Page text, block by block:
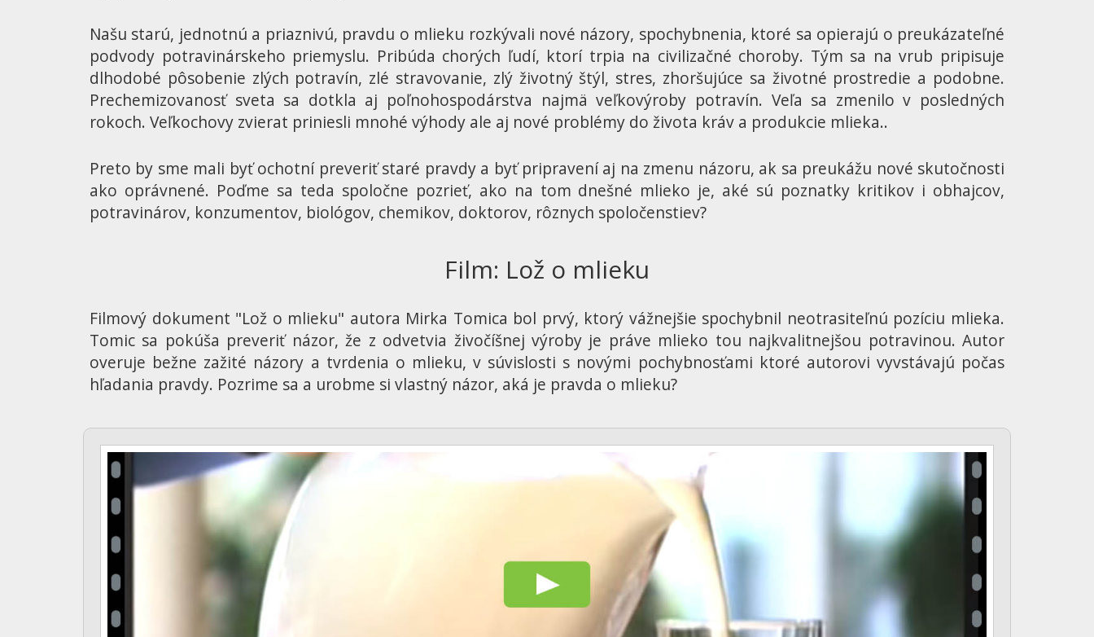
Našu starú, jednotnú a priaznivú, pravdu o mlieku rozkývali nové názory, spochybnenia, ktoré sa opierajú o preukázateľné
podvody potravinárskeho priemyslu. Pribúda chorých ľudí, ktorí trpia na civilizačné choroby. Tým sa na vrub pripisuje
dlhodobé pôsobenie zlých potravín, zlé stravovanie, zlý životný štýl, stres, zhoršujúce sa životné prostredie a podobne.
Prechemizovanosť sveta sa dotkla aj poľnohospodárstva najmä veľkovýroby potravín. Veľa sa zmenilo v posledných
rokoch. Veľkochovy zvierat priniesli mnohé výhody ale aj nové problémy do života kráv a produkcie mlieka..
Preto by sme mali byť ochotní preveriť staré pravdy a byť pripravení aj na zmenu názoru, ak sa preukážu nové skutočnosti
ako oprávnené. Poďme sa teda spoločne pozrieť, ako na tom dnešné mlieko je, aké sú poznatky kritikov i obhajcov,
potravinárov, konzumentov, biológov, chemikov, doktorov, rôznych spoločenstiev?
Film: Lož o mlieku
Filmový dokument "Lož o mlieku" autora Mirka Tomica bol prvý, ktorý vážnejšie spochybnil neotrasiteľnú pozíciu mlieka.
Tomic sa pokúša preveriť názor, že z odvetvia živočíšnej výroby je práve mlieko tou najkvalitnejšou potravinou. Autor
overuje bežne zažité názory a tvrdenia o mlieku, v súvislosti s novými pochybnosťami ktoré autorovi vyvstávajú počas
hľadania pravdy. Pozrime sa a urobme si vlastný názor, aká je pravda o mlieku?